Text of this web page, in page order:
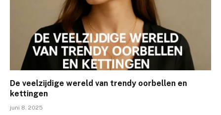
De veelzijdige wereld van trendy oorbellen en
kettingen
juni 8, 2025